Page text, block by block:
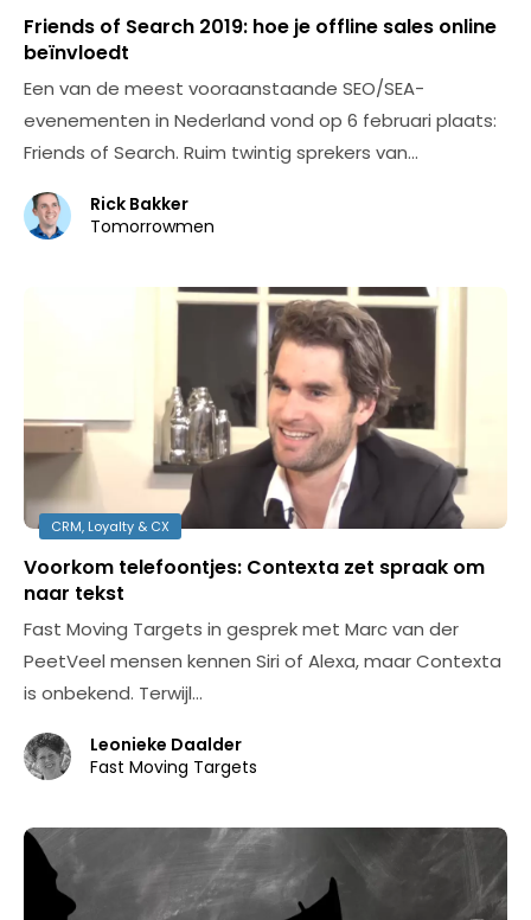
Friends of Search 2019: hoe je offline sales online
beïnvloedt
Een van de meest vooraanstaande SEO/SEA-
evenementen in Nederland vond op 6 februari plaats:
Friends of Search. Ruim twintig sprekers van…
Rick Bakker
Tomorrowmen
CRM, Loyalty & CX
Voorkom telefoontjes: Contexta zet spraak om
naar tekst
Fast Moving Targets in gesprek met Marc van der
PeetVeel mensen kennen Siri of Alexa, maar Contexta
is onbekend. Terwijl…
Leonieke Daalder
Fast Moving Targets